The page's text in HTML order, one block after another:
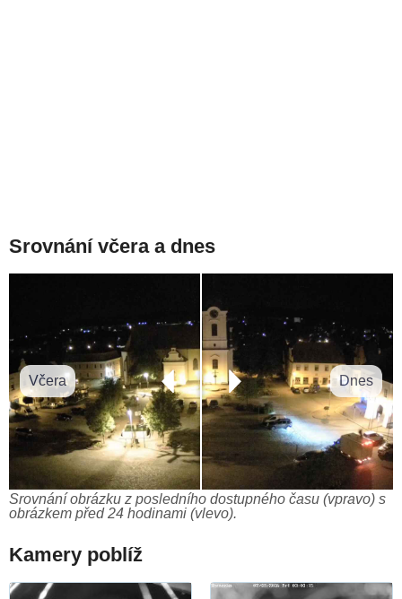
Srovnání včera a dnes
Včera Dnes
Srovnání obrázku z posledního dostupného času (vpravo) s
obrázkem před 24 hodinami (vlevo).
Kamery poblíž